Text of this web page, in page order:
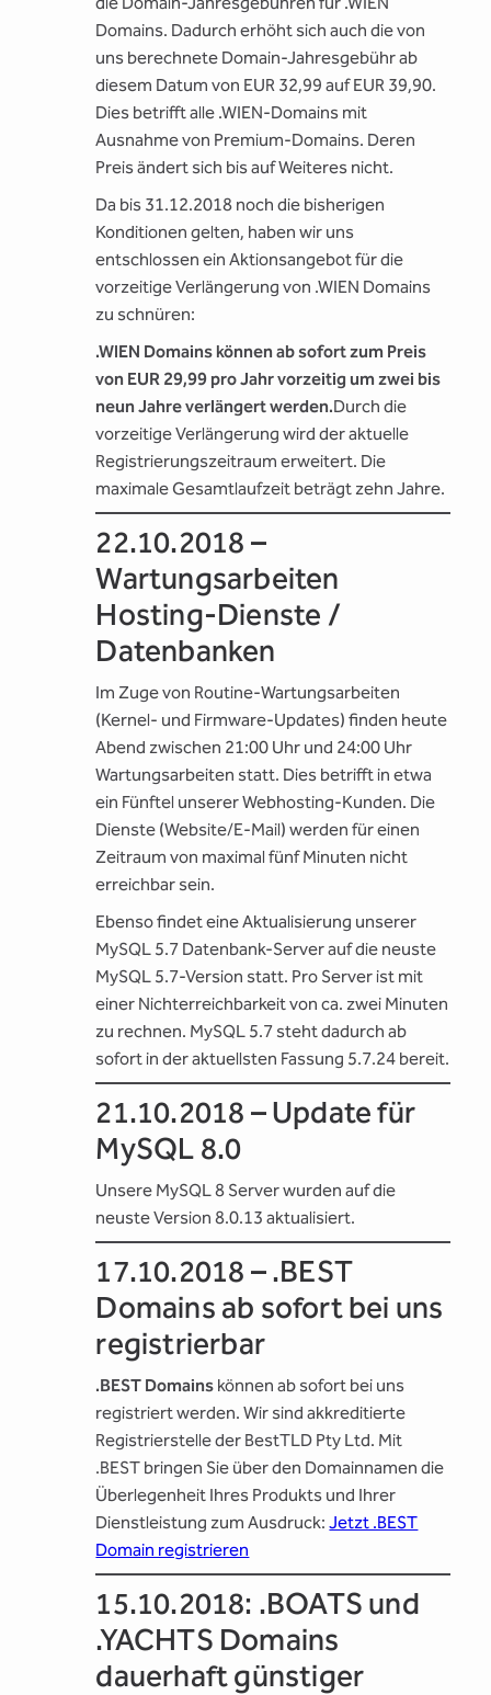
Domains. Dadurch erhöht sich auch die von
uns berechnete Domain-Jahresgebühr ab
diesem Datum von EUR 32,99 auf EUR 39,90.
Dies betrifft alle .WIEN-Domains mit
Ausnahme von Premium-Domains. Deren
Preis ändert sich bis auf Weiteres nicht.
Da bis 31.12.2018 noch die bisherigen
Konditionen gelten, haben wir uns
entschlossen ein Aktionsangebot für die
vorzeitige Verlängerung von .WIEN Domains
zu schnüren:
.WIEN Domains können ab sofort zum Preis
von EUR 29,99 pro Jahr vorzeitig um zwei bis
neun Jahre verlängert werden.Durch die
vorzeitige Verlängerung wird der aktuelle
Registrierungszeitraum erweitert. Die
maximale Gesamtlaufzeit beträgt zehn Jahre.
22.10.2018 –
Wartungsarbeiten
Hosting-Dienste /
Datenbanken
Im Zuge von Routine-Wartungsarbeiten
(Kernel- und Firmware-Updates) finden heute
Abend zwischen 21:00 Uhr und 24:00 Uhr
Wartungsarbeiten statt. Dies betrifft in etwa
ein Fünftel unserer Webhosting-Kunden. Die
Dienste (Website/E-Mail) werden für einen
Zeitraum von maximal fünf Minuten nicht
erreichbar sein.
Ebenso findet eine Aktualisierung unserer
MySQL 5.7 Datenbank-Server auf die neuste
MySQL 5.7-Version statt. Pro Server ist mit
einer Nichterreichbarkeit von ca. zwei Minuten
zu rechnen. MySQL 5.7 steht dadurch ab
sofort in der aktuellsten Fassung 5.7.24 bereit.
21.10.2018 – Update für
MySQL 8.0
Unsere MySQL 8 Server wurden auf die
neuste Version 8.0.13 aktualisiert.
17.10.2018 – .BEST
Domains ab sofort bei uns
registrierbar
.BEST Domains können ab sofort bei uns
registriert werden. Wir sind akkreditierte
Registrierstelle der BestTLD Pty Ltd. Mit
.BEST bringen Sie über den Domainnamen die
Überlegenheit Ihres Produkts und Ihrer
Dienstleistung zum Ausdruck:Jetzt .BEST
Domain registrieren
15.10.2018: .BOATS und
.YACHTS Domains
dauerhaft günstiger